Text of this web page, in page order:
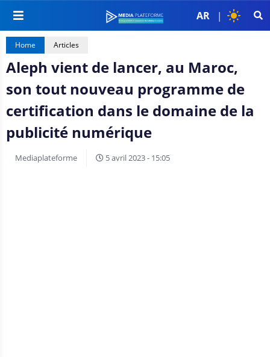
AR |
Home Articles
Aleph vient de lancer, au Maroc,
son tout nouveau programme de
certification dans le domaine de la
publicité numérique
Mediaplateforme 5 avril 2023 - 15:05